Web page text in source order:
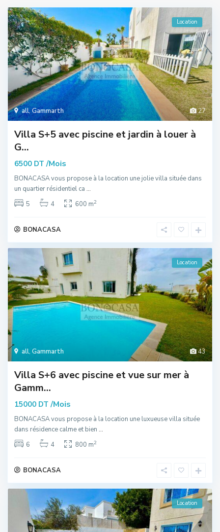
27
all,Gammarth
Location
Villa S+5 avec piscine et jardin à louer à
G...
6500 DT /Mois
BONACASA vous propose à la location une jolie villa située dans
un quartier résidentiel ca ...
5
4 600 m2
BONACASA
43
all, Gammarth
Location
Villa S+6 avec piscine et vue sur mer à
Gamm...
15000 DT /Mois
BONACASA vous propose à la location une luxueuse villa située
dans résidence calme et bien ...
6
4 800 m2
BONACASA
Location